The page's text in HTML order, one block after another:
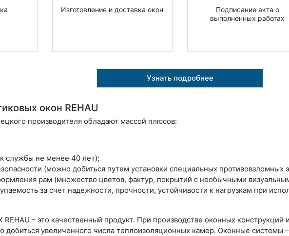
Изготовление и доставка окон
Подписание акта о
выполненных работах
Узнать подробнее
окон REHAU
производителя обладают массой плюсов:
службы не менее 40 лет);
(можно добиться путем установки специальных противовзломных
рам (множество цветов, фактур, покрытий с необычными
за счет надежности, прочности, устойчивости к нагрузкам при
– это качественный продукт. При производстве оконных
добиться увеличенного числа теплоизоляционных камер. Оконные системы